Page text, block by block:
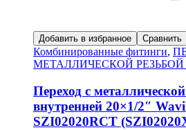
Добавить в избранное Сравнить
Комбинированные фитинги,
МЕТАЛЛИЧЕСКОЙ
Переход с
внутренней 20×1/2″
SZI02020RCT